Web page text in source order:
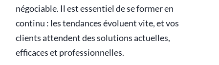
négociable. Il est essentiel de se former en
continu : les tendances évoluent vite, et vos
clients attendent des solutions actuelles,
efficaces et professionnelles.